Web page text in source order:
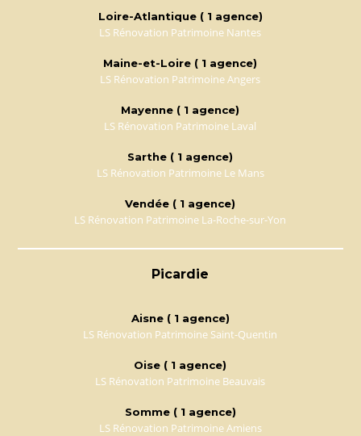
Loire-Atlantique ( 1 agence)
LS Rénovation Patrimoine Nantes
Maine-et-Loire ( 1 agence)
LS Rénovation Patrimoine Angers
Mayenne ( 1 agence)
LS Rénovation Patrimoine Laval
Sarthe ( 1 agence)
LS Rénovation Patrimoine Le Mans
Vendée ( 1 agence)
LS Rénovation Patrimoine La-Roche-sur-Yon
Picardie
Aisne ( 1 agence)
LS Rénovation Patrimoine Saint-Quentin
Oise ( 1 agence)
LS Rénovation Patrimoine Beauvais
Somme ( 1 agence)
LS Rénovation Patrimoine Amiens